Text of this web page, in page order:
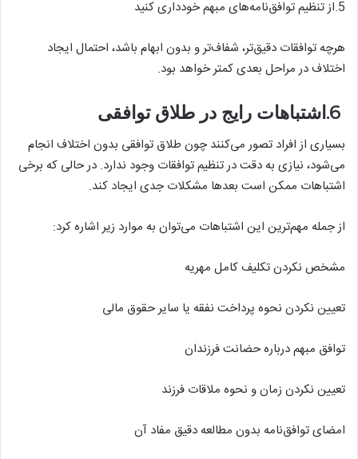
5.از تنظیم توافق‌نامه‌های مبهم خودداری کنید
هرچه توافقات دقیق‌تر، شفاف‌تر و بدون ابهام باشد، احتمال ایجاد
اختلاف در مراحل بعدی کمتر خواهد بود.
بسیاری از افراد تصور می‌کنند چون طلاق توافقی بدون اختلاف انجام
می‌شود، نیازی به دقت در تنظیم توافقات وجود ندارد. در حالی که برخی
اشتباهات ممکن است بعدها مشکلات جدی ایجاد کند.
از جمله مهم‌ترین این اشتباهات می‌توان به موارد زیر اشاره کرد:
مشخص نکردن تکلیف کامل مهریه
تعیین نکردن نحوه پرداخت نفقه یا سایر حقوق مالی
توافق مبهم درباره حضانت فرزندان
تعیین نکردن زمان و نحوه ملاقات فرزند
امضای توافق‌نامه بدون مطالعه دقیق مفاد آن